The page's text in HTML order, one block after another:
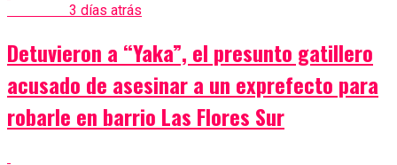
3 días atrás
Detuvieron a “Yaka”, el presunto gatillero
acusado de asesinar a un exprefecto para
robarle en barrio Las Flores Sur